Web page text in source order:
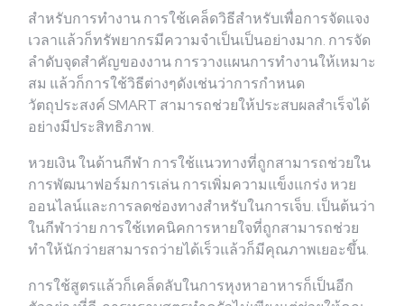
สำหรับการทำงาน การใช้เคล็ดวิธีสำหรับเพื่อการจัดแจง
เวลาแล้วก็ทรัพยากรมีความจำเป็นเป็นอย่างมาก. การจัด
ลำดับจุดสำคัญของงาน การวางแผนการทำงานให้เหมาะ
สม แล้วก็การใช้วิธีต่างๆดังเช่นว่าการกำหนด
วัตถุประสงค์ SMART สามารถช่วยให้ประสบผลสำเร็จได้
อย่างมีประสิทธิภาพ.
หวยเงิน ในด้านกีฬา การใช้แนวทางที่ถูกสามารถช่วยใน
การพัฒนาฟอร์มการเล่น การเพิ่มความแข็งแกร่ง หวย
ออนไลน์และการลดช่องทางสำหรับในการเจ็บ. เป็นต้นว่า
ในกีฬาว่าย การใช้เทคนิคการหายใจที่ถูกสามารถช่วย
ทำให้นักว่ายสามารถว่ายได้เร็วแล้วก็มีคุณภาพเยอะขึ้น.
การใช้สูตรแล้วก็เคล็ดลับในการหุงหาอาหารก็เป็นอีก